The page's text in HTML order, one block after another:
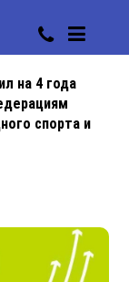
на 4 года
спорта и